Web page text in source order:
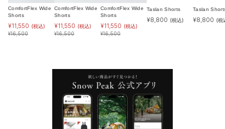
ComfortFlex Wide
Shorts
¥11,550 (税込)
¥16,500
ComfortFlex Wide
Shorts
¥11,550 (税込)
¥16,500
ComfortFlex Wide
Shorts
¥11,550 (税込)
¥16,500
Taslan Shorts
¥8,800 (税込)
Taslan
¥8,800 (税